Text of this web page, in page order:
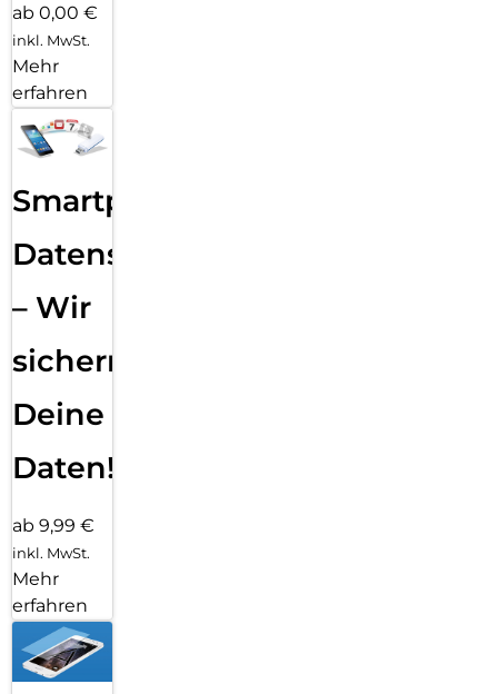
ab 0,00 €
inkl. MwSt.
Mehr
erfahren
Smartphone
Datensicherung
– Wir
sichern
Deine
Daten!
ab 9,99 €
inkl. MwSt.
Mehr
erfahren